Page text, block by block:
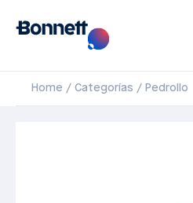
Home Categorías Pedrollo